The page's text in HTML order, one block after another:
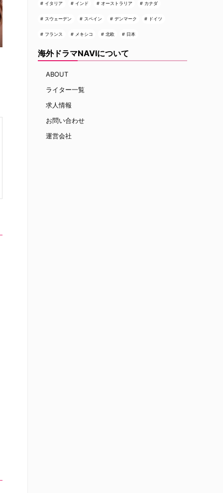
イタリア インド オーストラリア カナダ
スウェーデン スペイン デンマーク ドイツ
フランス メキシコ 北欧 日本
海外ドラマNAVIについて
ABOUT
ライター一覧
求人情報
お問い合わせ
運営会社